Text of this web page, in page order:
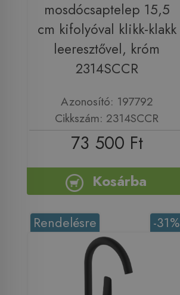
mosdócsaptelep 15,5
cm kifolyóval klikk-klakk
leeresztővel, króm
2314SCCR
Azonosító: 197792
Cikkszám: 2314SCCR
73 500 Ft
Kosárba
-31%
Rendelésre